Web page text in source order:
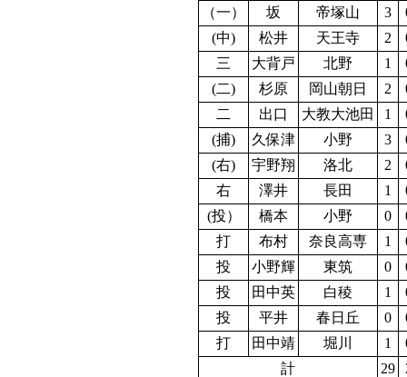
（一）
坂 帝塚山 3
(中)
松井 天王寺 2
三
大背戸 北野 1
(二)
杉原 岡山朝日 2
二
出口 大教大池田 1
(捕)
久保津 小野 3
(右)
宇野翔 洛北 2
右
澤井 長田 1
(投）
橋本 小野 0
打
布村 奈良高専 1
投
小野輝 東筑 0
投
田中英 白稜 1
投
平井 春日丘 0
打
田中靖 堀川 1
計
29